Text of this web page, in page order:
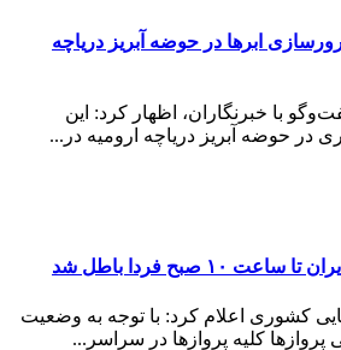
بارورسازی ابرها در حوضه آبریز دریاچه
با خبرنگاران، اظهار کرد: این
در حوضه آبریز دریاچه ارومیه در...
۱۰ صبح فردا باطل شد
کشوری اعلام کرد: با توجه به وضعیت
پرواز‌ها کلیه پرواز‌ها در سراسر...